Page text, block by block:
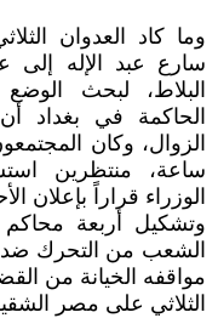
وما كاد العدوان
سارع عبد الإله إلى
البلاط، لبحث
الحاكمة في
الزوال، وكان
ساعة، منتظرين
وتشكيل أربعة
الشعب من التحرك ضد
مواقفه الخيانة من
الثلاثي على مصر